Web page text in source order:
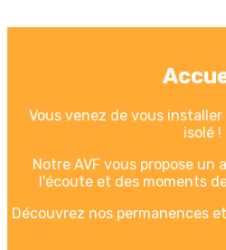
Vous venez de vous
isolé !
Notre AVF vous propose un
l'écoute et des moments
Découvrez nos permanences